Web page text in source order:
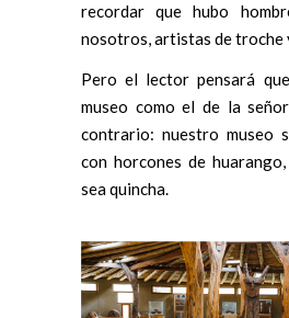
recordar que hubo
nosotros, artistas de troche
Pero el lector pensará
museo como el de la
contrario: nuestro museo
con horcones de
sea quincha.